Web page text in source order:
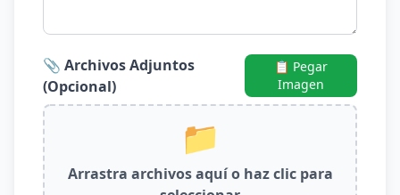
📎 Archivos Adjuntos
(Opcional)
📋 Pegar
Imagen
📁
Arrastra archivos aquí o haz clic para